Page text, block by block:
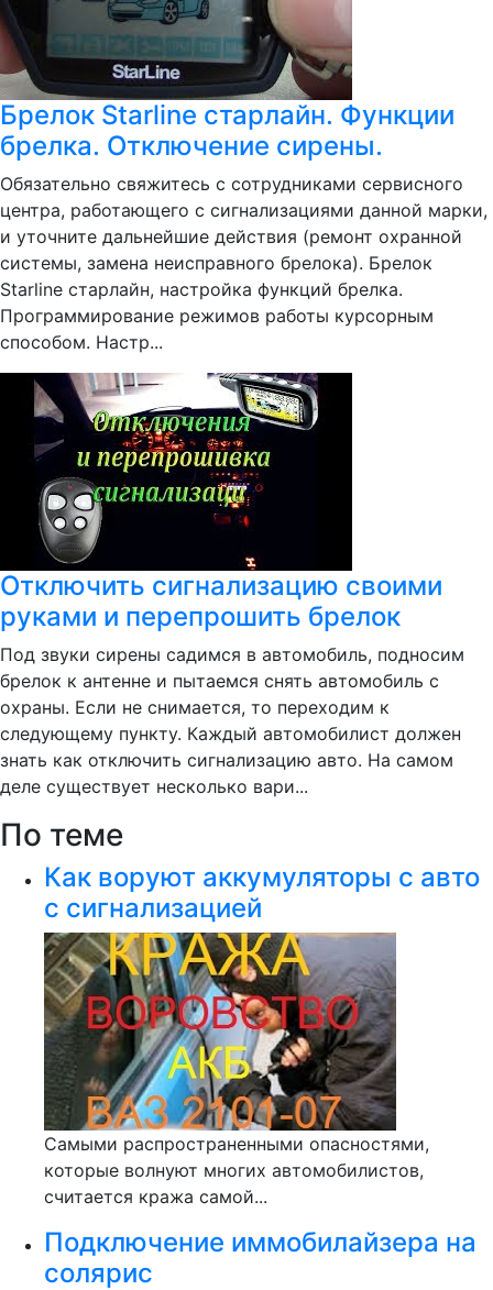
Брелок Starline старлайн. Функции
брелка. Отключение сирены.
Обязательно свяжитесь с сотрудниками сервисного
центра, работающего с сигнализациями данной марки,
и уточните дальнейшие действия (ремонт охранной
системы, замена неисправного брелока). Брелок
Starline старлайн, настройка функций брелка.
Программирование режимов работы курсорным
способом. Настр...
Отключить сигнализацию своими
руками и перепрошить брелок
Под звуки сирены садимся в автомобиль, подносим
брелок к антенне и пытаемся снять автомобиль с
охраны. Если не снимается, то переходим к
следующему пункту. Каждый автомобилист должен
знать как отключить сигнализацию авто. На самом
деле существует несколько вари...
По теме
Как воруют аккумуляторы с авто
с сигнализацией
Самыми распространенными опасностями,
которые волнуют многих автомобилистов,
считается кража самой...
Подключение иммобилайзера на
солярис